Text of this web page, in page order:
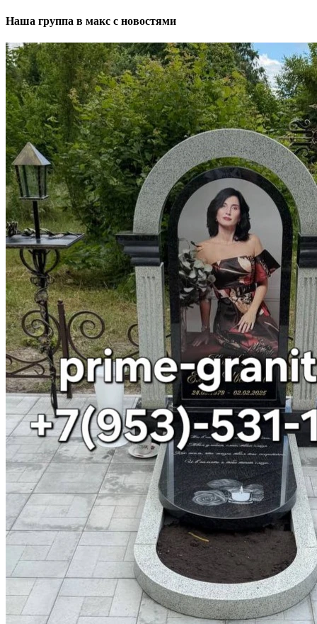
Наша группа в макс с новостями